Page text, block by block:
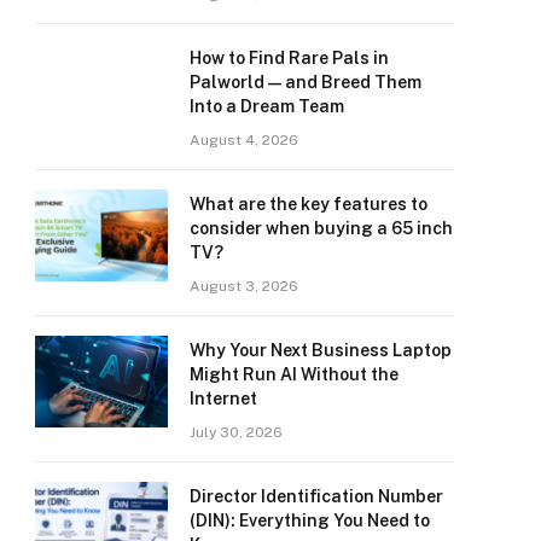
How to Find Rare Pals in
Palworld — and Breed Them
Into a Dream Team
August 4, 2026
What are the key features to
consider when buying a 65 inch
TV?
August 3, 2026
Why Your Next Business Laptop
Might Run AI Without the
Internet
July 30, 2026
Director Identification Number
(DIN): Everything You Need to